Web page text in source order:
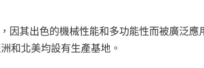
因其出色的機械性能和多功能性而被廣泛應
和北美均設有生產基地。